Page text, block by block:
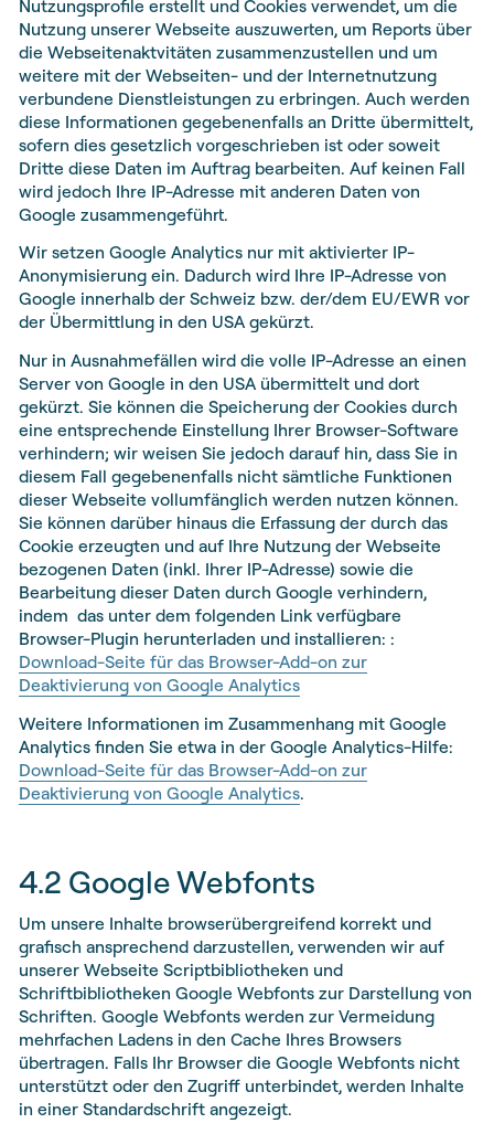
Nutzungsprofile erstellt und Cookies verwendet, um die
Nutzung unserer Webseite auszuwerten, um Reports über
die Webseitenaktvitäten zusammenzustellen und um
weitere mit der Webseiten- und der Internetnutzung
verbundene Dienstleistungen zu erbringen. Auch werden
diese Informationen gegebenenfalls an Dritte übermittelt,
sofern dies gesetzlich vorgeschrieben ist oder soweit
Dritte diese Daten im Auftrag bearbeiten. Auf keinen Fall
wird jedoch Ihre IP-Adresse mit anderen Daten von
Google zusammengeführt.
Wir setzen Google Analytics nur mit aktivierter IP-
Anonymisierung ein. Dadurch wird Ihre IP-Adresse von
Google innerhalb der Schweiz bzw. der/dem EU/EWR vor
der Übermittlung in den USA gekürzt.
Nur in Ausnahmefällen wird die volle IP-Adresse an einen
Server von Google in den USA übermittelt und dort
gekürzt. Sie können die Speicherung der Cookies durch
eine entsprechende Einstellung Ihrer Browser-Software
verhindern; wir weisen Sie jedoch darauf hin, dass Sie in
diesem Fall gegebenenfalls nicht sämtliche Funktionen
dieser Webseite vollumfänglich werden nutzen können.
Sie können darüber hinaus die Erfassung der durch das
Cookie erzeugten und auf Ihre Nutzung der Webseite
bezogenen Daten (inkl. Ihrer IP-Adresse) sowie die
Bearbeitung dieser Daten durch Google verhindern,
indem das unter dem folgenden Link verfügbare
Browser-Plugin herunterladen und installieren: :
Download-Seite für das Browser-Add-on zur
Deaktivierung von Google Analytics
Weitere Informationen im Zusammenhang mit Google
Analytics finden Sie etwa in der Google Analytics-Hilfe:
Download-Seite für das Browser-Add-on zur
Deaktivierung von Google Analytics.
4.2 Google Webfonts
Um unsere Inhalte browserübergreifend korrekt und
grafisch ansprechend darzustellen, verwenden wir auf
unserer Webseite Scriptbibliotheken und
Schriftbibliotheken Google Webfonts zur Darstellung von
Schriften. Google Webfonts werden zur Vermeidung
mehrfachen Ladens in den Cache Ihres Browsers
übertragen. Falls Ihr Browser die Google Webfonts nicht
unterstützt oder den Zugriff unterbindet, werden Inhalte
in einer Standardschrift angezeigt.